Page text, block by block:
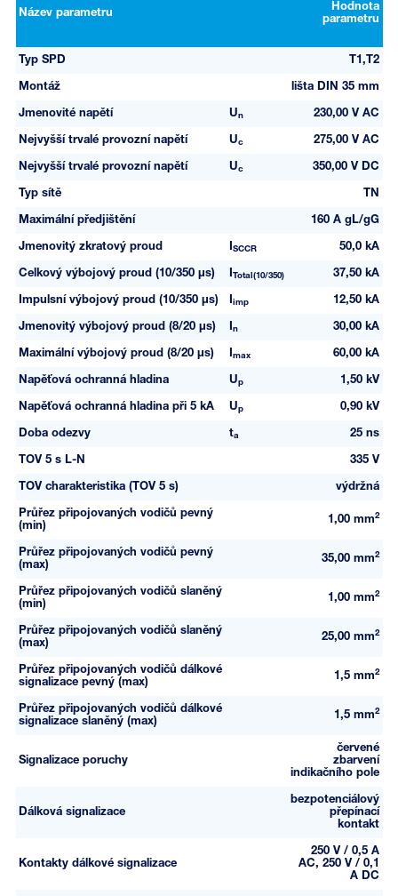
Název parametru
Hodnota
parametru
Typ SPD T1,T2
Montáž lišta DIN 35 mm
Jmenovité napětí Un 230,00 V AC
Nejvyšší trvalé provozní napětí Uc 275,00 V AC
Nejvyšší trvalé provozní napětí Uc 350,00 V DC
Typ sítě TN
Maximální předjištění 160 A gL/gG
Jmenovitý zkratový proud SCCR 50,0 kA
Celkový výbojový proud (10/350 µs) Total(10/350) 37,50 kA
Impulsní výbojový proud (10/350 µs) imp 12,50 kA
Jmenovitý výbojový proud (8/20 µs) n 30,00 kA
Maximální výbojový proud (8/20 µs) max 60,00 kA
Napěťová ochranná hladina Up 1,50 kV
Napěťová ochranná hladina při 5 kA Up 0,90 kV
Doba odezvy ta 25 ns
TOV 5 s L-N 335 V
TOV charakteristika (TOV 5 s) výdržná
Průřez připojovaných vodičů pevný
(min)
1,00 mm2
Průřez připojovaných vodičů pevný
(max)
35,00 mm2
Průřez připojovaných vodičů slaněný
(min)
1,00 mm2
Průřez připojovaných vodičů slaněný
(max)
25,00 mm2
Průřez připojovaných vodičů dálkové
signalizace pevný (max)
1,5 mm2
Průřez připojovaných vodičů dálkové
signalizace slaněný (max)
1,5 mm2
Signalizace poruchy
červené
zbarvení
indikačního pole
Dálková signalizace
bezpotenciálový
přepínací
kontakt
Kontakty dálkové signalizace
250 V / 0,5 A
AC, 250 V / 0,1
A DC